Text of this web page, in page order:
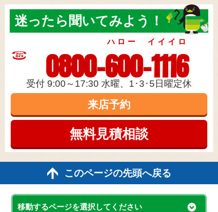
迷ったら 聞いてみよう！
0800-600-1116
ハロー イイイロ
受付 9:00～17:30 水曜、1･3･5日曜定休
来店予約
無料見積相談
このページの先頭へ戻る
移動するページを選択してください